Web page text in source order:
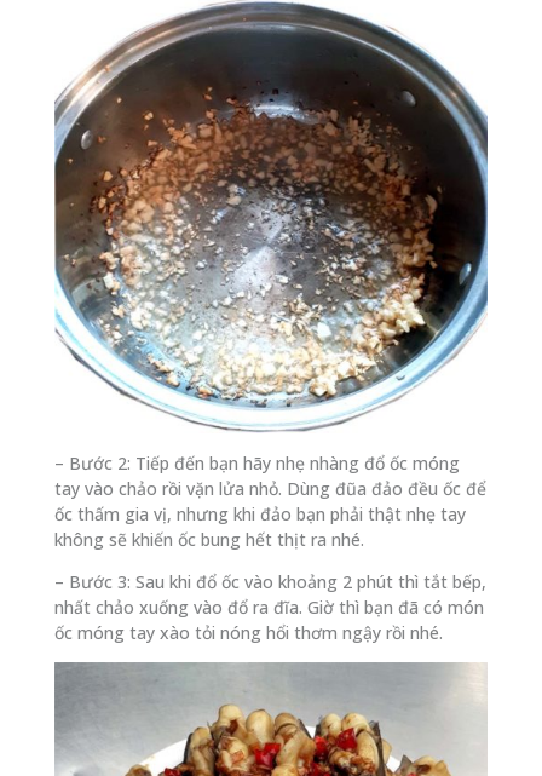
– Bước 2: Tiếp đến bạn hãy nhẹ nhàng đổ ốc móng
tay vào chảo rồi vặn lửa nhỏ. Dùng đũa đảo đều ốc để
ốc thấm gia vị, nhưng khi đảo bạn phải thật nhẹ tay
không sẽ khiến ốc bung hết thịt ra nhé.
– Bước 3: Sau khi đổ ốc vào khoảng 2 phút thì tắt bếp,
nhất chảo xuống vào đổ ra đĩa. Giờ thì bạn đã có món
ốc móng tay xào tỏi nóng hổi thơm ngậy rồi nhé.